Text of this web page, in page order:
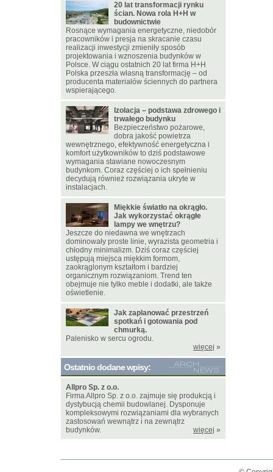
20 lat transformacji rynku
ścian. Nowa rola H+H w
budownictwie
Rosnące wymagania energetyczne, niedobór
pracowników i presja na skracanie czasu
realizacji inwestycji zmieniły sposób
projektowania i wznoszenia budynków w
Polsce. W ciągu ostatnich 20 lat firma H+H
Polska przeszła własną transformację – od
producenta materiałów ściennych do partnera
wspierającego.
Izolacja – podstawa zdrowego i
trwałego budynku
Bezpieczeństwo pożarowe,
dobra jakość powietrza
wewnętrznego, efektywność energetyczna i
komfort użytkowników to dziś podstawowe
wymagania stawiane nowoczesnym
budynkom. Coraz częściej o ich spełnieniu
decydują również rozwiązania ukryte w
instalacjach.
Miękkie światło na okrągło.
Jak wykorzystać okrągłe
lampy we wnętrzu?
Jeszcze do niedawna we wnętrzach
dominowały proste linie, wyrazista geometria i
chłodny minimalizm. Dziś coraz częściej
ustępują miejsca miękkim formom,
zaokrąglonym kształtom i bardziej
organicznym rozwiązaniom. Trend ten
obejmuje nie tylko meble i dodatki, ale także
oświetlenie.
Jak zaplanować przestrzeń
spotkań i gotowania pod
chmurką.
Palenisko w sercu ogrodu.
więcej »
Ostatnio dodane wpisy:
Allpro Sp. z o.o.
Firma Allpro Sp. z o.o. zajmuje się produkcją i
dystybucją chemii budowlanej. Dysponuje
kompleksowymi rozwiązaniami dla wybranych
zastosowań wewnątrz i na zewnątrz
budynków.
więcej »